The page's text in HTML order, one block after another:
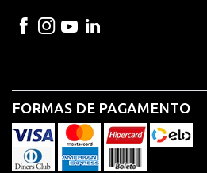
FORMAS DE PAGAMENTO